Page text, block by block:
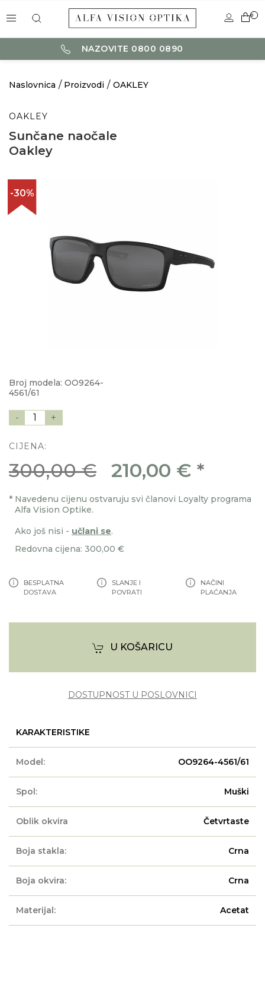
0
NAZOVITE 0800 0890
Naslovnica Proizvodi OAKLEY
OAKLEY
Sunčane naočale
Oakley
-30%
Broj modela: OO9264-
4561/61
- 1 +
CIJENA:
300,00 € 210,00 € *
* Navedenu cijenu ostvaruju svi članovi Loyalty programa
Alfa Vision Optike.
Ako još nisi - učlani se.
Redovna cijena: 300,00 €
BESPLATNA
DOSTAVA
SLANJE I
POVRATI
NAČINI
PLAĆANJA
U KOŠARICU
DOSTUPNOST U POSLOVNICI
KARAKTERISTIKE
Model: OO9264-4561/61
Spol: Muški
Oblik okvira Četvrtaste
Boja stakla: Crna
Boja okvira: Crna
Materijal: Acetat